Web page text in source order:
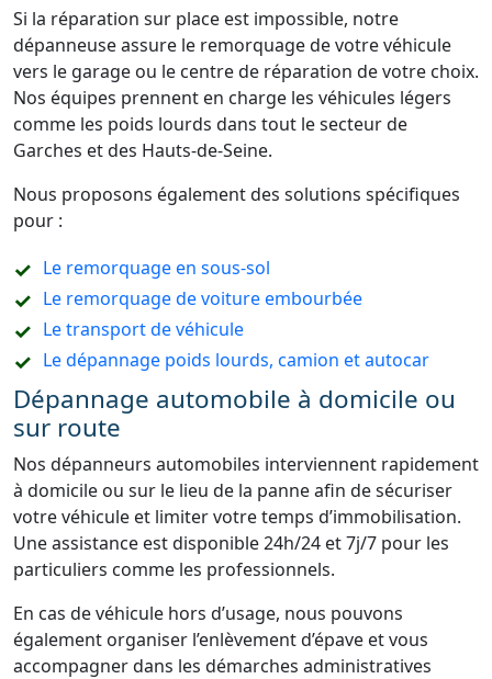
Si la réparation sur place est impossible, notre
dépanneuse assure le remorquage de votre véhicule
vers le garage ou le centre de réparation de votre choix.
Nos équipes prennent en charge les véhicules légers
comme les poids lourds dans tout le secteur de
Garches et des Hauts-de-Seine.
Nous proposons également des solutions spécifiques
pour :
Le remorquage en sous-sol
Le remorquage de voiture embourbée
Le transport de véhicule
Le dépannage poids lourds, camion et autocar
Dépannage automobile à domicile ou
sur route
Nos dépanneurs automobiles interviennent rapidement
à domicile ou sur le lieu de la panne afin de sécuriser
votre véhicule et limiter votre temps d’immobilisation.
Une assistance est disponible 24h/24 et 7j/7 pour les
particuliers comme les professionnels.
En cas de véhicule hors d’usage, nous pouvons
également organiser l’enlèvement d’épave et vous
accompagner dans les démarches administratives